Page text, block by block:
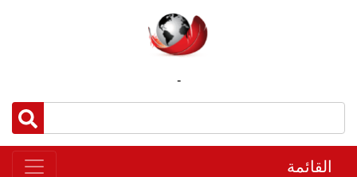
-
القائمة